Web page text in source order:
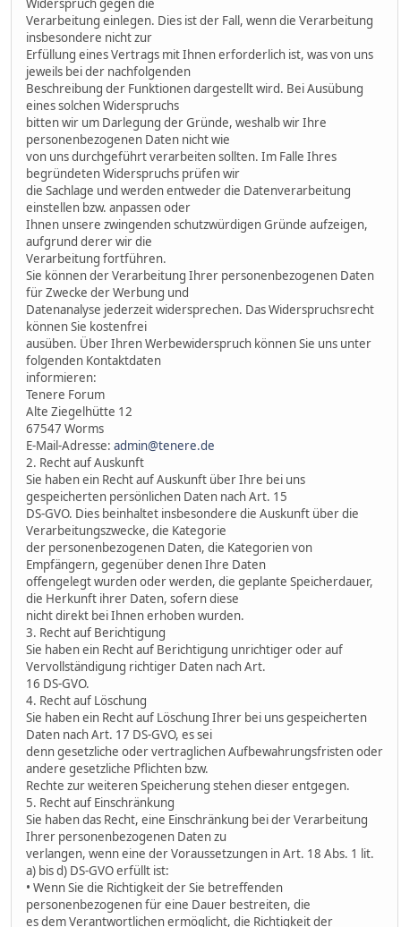
Widerspruch gegen die
Verarbeitung einlegen. Dies ist der Fall, wenn die Verarbeitung
insbesondere nicht zur
Erfüllung eines Vertrags mit Ihnen erforderlich ist, was von uns
jeweils bei der nachfolgenden
Beschreibung der Funktionen dargestellt wird. Bei Ausübung
eines solchen Widerspruchs
bitten wir um Darlegung der Gründe, weshalb wir Ihre
personenbezogenen Daten nicht wie
von uns durchgeführt verarbeiten sollten. Im Falle Ihres
begründeten Widerspruchs prüfen wir
die Sachlage und werden entweder die Datenverarbeitung
einstellen bzw. anpassen oder
Ihnen unsere zwingenden schutzwürdigen Gründe aufzeigen,
aufgrund derer wir die
Verarbeitung fortführen.
Sie können der Verarbeitung Ihrer personenbezogenen Daten
für Zwecke der Werbung und
Datenanalyse jederzeit widersprechen. Das Widerspruchsrecht
können Sie kostenfrei
ausüben. Über Ihren Werbewiderspruch können Sie uns unter
folgenden Kontaktdaten
informieren:
Tenere Forum
Alte Ziegelhütte 12
67547 Worms
E-Mail-Adresse: admin@tenere.de
2. Recht auf Auskunft
Sie haben ein Recht auf Auskunft über Ihre bei uns
gespeicherten persönlichen Daten nach Art. 15
DS-GVO. Dies beinhaltet insbesondere die Auskunft über die
Verarbeitungszwecke, die Kategorie
der personenbezogenen Daten, die Kategorien von
Empfängern, gegenüber denen Ihre Daten
offengelegt wurden oder werden, die geplante Speicherdauer,
die Herkunft ihrer Daten, sofern diese
nicht direkt bei Ihnen erhoben wurden.
3. Recht auf Berichtigung
Sie haben ein Recht auf Berichtigung unrichtiger oder auf
Vervollständigung richtiger Daten nach Art.
16 DS-GVO.
4. Recht auf Löschung
Sie haben ein Recht auf Löschung Ihrer bei uns gespeicherten
Daten nach Art. 17 DS-GVO, es sei
denn gesetzliche oder vertraglichen Aufbewahrungsfristen oder
andere gesetzliche Pflichten bzw.
Rechte zur weiteren Speicherung stehen dieser entgegen.
5. Recht auf Einschränkung
Sie haben das Recht, eine Einschränkung bei der Verarbeitung
Ihrer personenbezogenen Daten zu
verlangen, wenn eine der Voraussetzungen in Art. 18 Abs. 1 lit.
a) bis d) DS-GVO erfüllt ist:
• Wenn Sie die Richtigkeit der Sie betreffenden
personenbezogenen für eine Dauer bestreiten, die
es dem Verantwortlichen ermöglicht, die Richtigkeit der